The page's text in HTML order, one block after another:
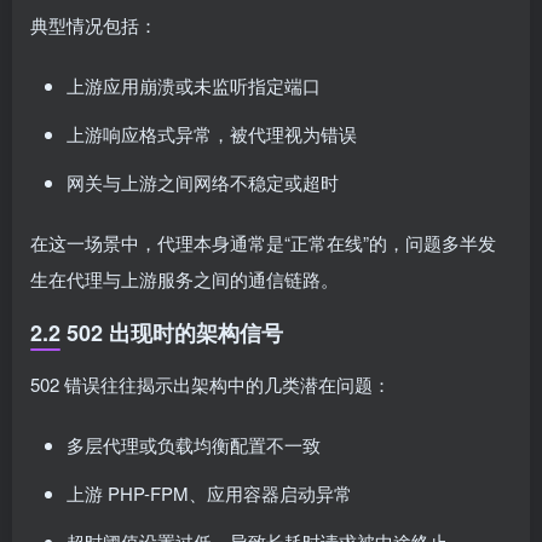
典型情况包括：
上游应用崩溃或未监听指定端口
上游响应格式异常，被代理视为错误
网关与上游之间网络不稳定或超时
在这一场景中，代理本身通常是“正常在线”的，问题多半发
生在代理与上游服务之间的通信链路。
2.2 502 出现时的架构信号
502 错误往往揭示出架构中的几类潜在问题：
多层代理或负载均衡配置不一致
上游 PHP-FPM、应用容器启动异常